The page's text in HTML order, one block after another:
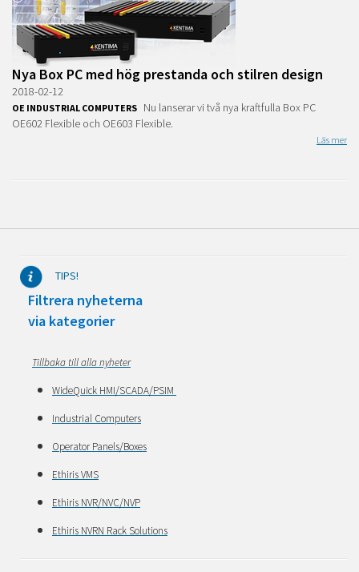
Nya Box PC med hög prestanda och stilren design
2018-02-12
OE INDUSTRIAL COMPUTERS Nu lanserar vi två nya kraftfulla Box PC
OE602 Flexible och OE603 Flexible.
Läs mer
TIPS!
Filtrera nyheterna
via kategorier
Tillbaka till alla nyheter
WideQuick HMI/SCADA/PSIM
Industrial Computers
Operator Panels/Boxes
Ethiris VMS
Ethiris NVR/NVC/NVP
Ethiris NVRN Rack Solutions